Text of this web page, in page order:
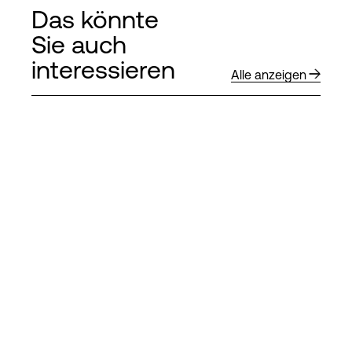
Das könnte
Sie auch
interessieren
Alle anzeigen